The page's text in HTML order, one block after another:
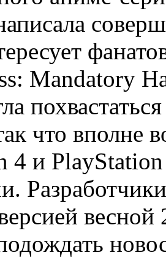
Mandatory
что вполне
4 и